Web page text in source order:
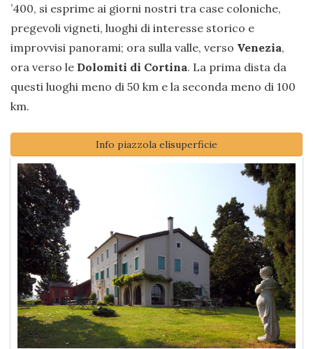
’400, si esprime ai giorni nostri tra case coloniche,
pregevoli vigneti, luoghi di interesse storico e
improvvisi panorami; ora sulla valle, verso Venezia,
ora verso le Dolomiti di Cortina. La prima dista da
questi luoghi meno di 50 km e la seconda meno di 100
km.
Info piazzola elisuperficie